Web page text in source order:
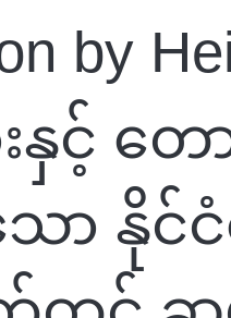
by
နှင့် တ
နိုင်ငံရ